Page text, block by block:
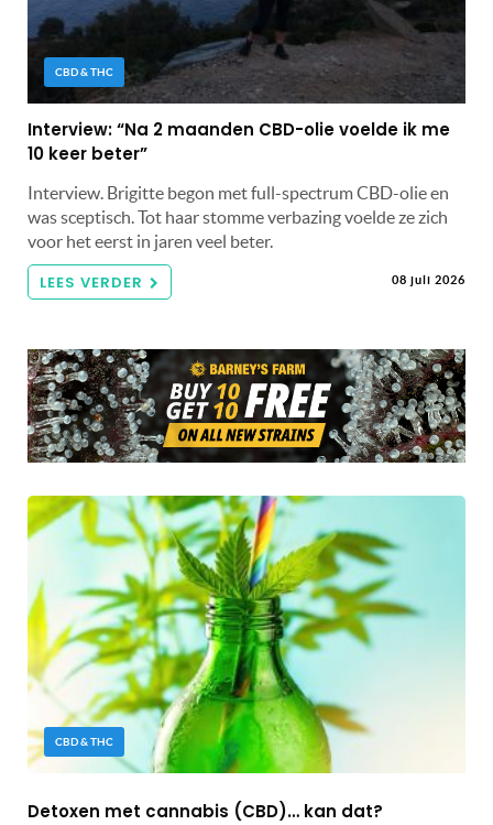
CBD & THC
Interview: “Na 2 maanden CBD-olie voelde ik me
10 keer beter”
Interview. Brigitte begon met full-spectrum CBD-olie en
was sceptisch. Tot haar stomme verbazing voelde ze zich
voor het eerst in jaren veel beter.
LEES VERDER 08 juli 2026
CBD & THC
Detoxen met cannabis (CBD)… kan dat?